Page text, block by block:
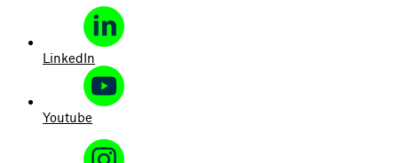
LinkedIn
Youtube